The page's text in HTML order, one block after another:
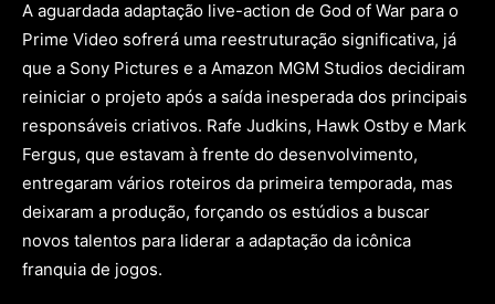
A aguardada adaptação live-action de God of War para o
Prime Video sofrerá uma reestruturação significativa, já
que a Sony Pictures e a Amazon MGM Studios decidiram
reiniciar o projeto após a saída inesperada dos principais
responsáveis criativos. Rafe Judkins, Hawk Ostby e Mark
Fergus, que estavam à frente do desenvolvimento,
entregaram vários roteiros da primeira temporada, mas
deixaram a produção, forçando os estúdios a buscar
novos talentos para liderar a adaptação da icônica
franquia de jogos.